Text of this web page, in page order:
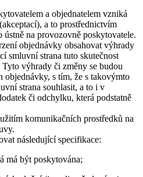
a objednatelem vzniká
a to prostřednictvím
na provozovně poskytovatele.
objednávky obsahovat výhrady
smluvní strana tuto skutečnost
výhrady či změny se budou
objednávky, s tím, že s takovýmto
strana souhlasit, a to i v
či odchylku, která podstatně
komunikačních prostředků na
následující specifikace:
má být poskytována;